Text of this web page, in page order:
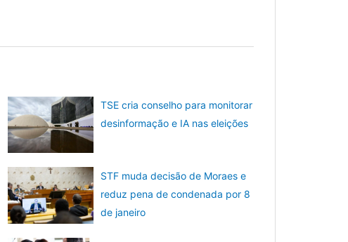
TSE cria conselho para monitorar
desinformação e IA nas eleições
STF muda decisão de Moraes e
reduz pena de condenada por 8
de janeiro